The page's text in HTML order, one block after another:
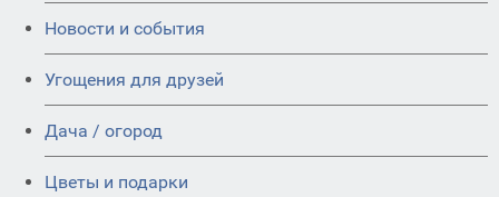
Новости и события
Угощения для друзей
Дача / огород
Цветы и подарки